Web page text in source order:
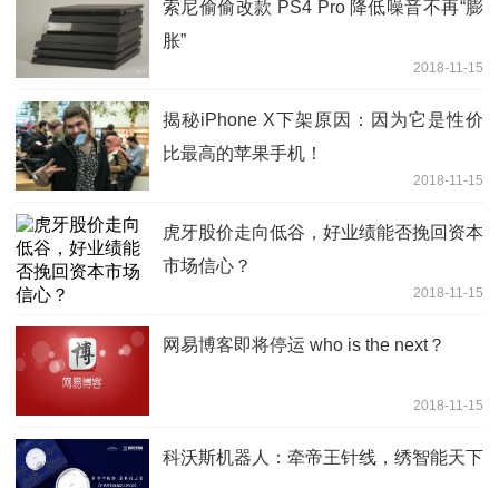
索尼偷偷改款 PS4 Pro 降低噪音不再“膨
胀”
2018-11-15
揭秘iPhone X下架原因：因为它是性价
比最高的苹果手机！
2018-11-15
虎牙股价走向低谷，好业绩能否挽回资本
市场信心？
2018-11-15
网易博客即将停运 who is the next？
2018-11-15
科沃斯机器人：牵帝王针线，绣智能天下